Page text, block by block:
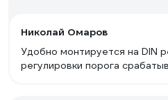
Николай Омаров
Удобно монтируется на DIN
регулировки порога